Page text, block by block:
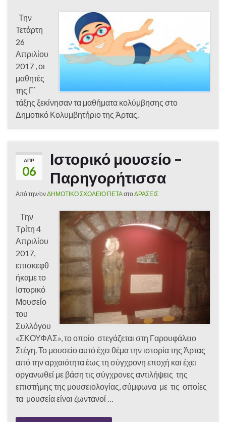
Την
Τετάρτη
26
Απριλίου
2017 , οι
μαθητές
της Γ΄
τάξης ξεκίνησαν τα μαθήματα κολύμβησης στο
Δημοτικό Κολυμβητήριο της Άρτας.
ΑΠΡ
06
Ιστορικό μουσείο –
Παρηγορήτισσα
Από την/ονΔΗΜΟΤΙΚΟ ΣΧΟΛΕΙΟ ΠΕΤΑστο ΔΡΑΣΕΙΣ
Την
Τρίτη 4
Απριλίου
2017,
επισκεφθ
ήκαμε το
Ιστορικό
Μουσείο
του
Συλλόγου
«ΣΚΟΥΦΑΣ», το οποίο στεγάζεται στη Γαρουφάλειο
Στέγη. Το μουσείο αυτό έχει θέμα την ιστορία της Άρτας
από την αρχαιότητα έως τη σύγχρονη εποχή και έχει
οργανωθεί με βάση τις σύγχρονες αντιλήψεις της
επιστήμης της μουσειολογίας, σύμφωνα με τις οποίες
τα μουσεία είναι ζωντανοί …